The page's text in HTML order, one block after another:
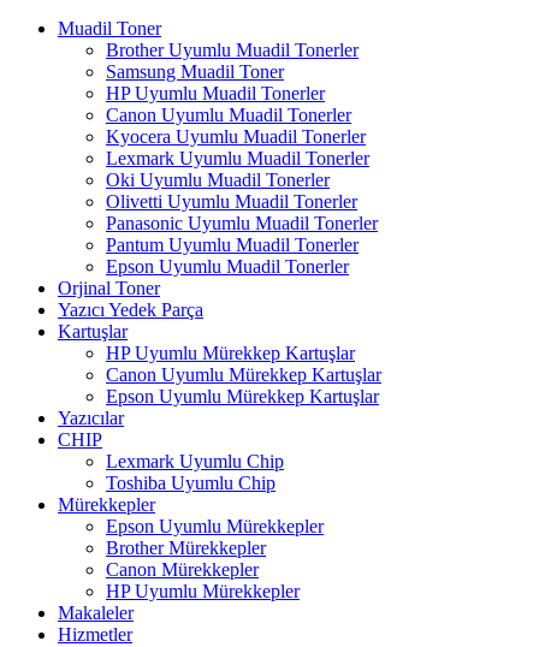
Muadil Toner
Brother Uyumlu Muadil Tonerler
Samsung Muadil Toner
HP Uyumlu Muadil Tonerler
Canon Uyumlu Muadil Tonerler
Kyocera Uyumlu Muadil Tonerler
Lexmark Uyumlu Muadil Tonerler
Oki Uyumlu Muadil Tonerler
Olivetti Uyumlu Muadil Tonerler
Panasonic Uyumlu Muadil Tonerler
Pantum Uyumlu Muadil Tonerler
Epson Uyumlu Muadil Tonerler
Orjinal Toner
Yazıcı Yedek Parça
Kartuşlar
HP Uyumlu Mürekkep Kartuşlar
Canon Uyumlu Mürekkep Kartuşlar
Epson Uyumlu Mürekkep Kartuşlar
Yazıcılar
CHIP
Lexmark Uyumlu Chip
Toshiba Uyumlu Chip
Mürekkepler
Epson Uyumlu Mürekkepler
Brother Mürekkepler
Canon Mürekkepler
HP Uyumlu Mürekkepler
Makaleler
Hizmetler